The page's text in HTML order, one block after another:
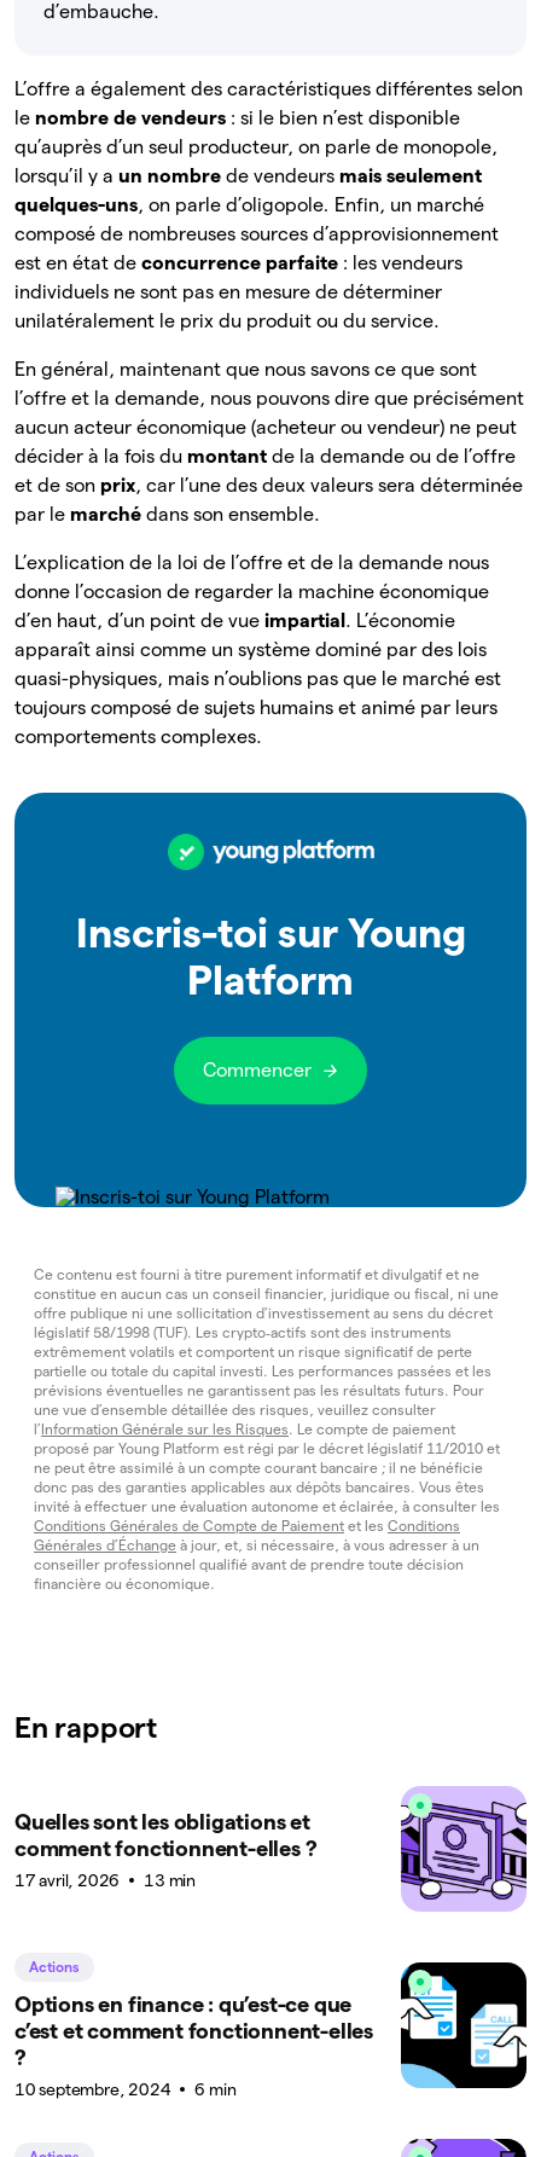
d’embauche.
L’offre a également des caractéristiques différentes selon
le nombre de vendeurs : si le bien n’est disponible
qu’auprès d’un seul producteur, on parle de monopole,
lorsqu’il y a un nombre de vendeurs mais seulement
quelques-uns, on parle d’oligopole. Enfin, un marché
composé de nombreuses sources d’approvisionnement
est en état de concurrence parfaite : les vendeurs
individuels ne sont pas en mesure de déterminer
unilatéralement le prix du produit ou du service.
En général, maintenant que nous savons ce que sont
l’offre et la demande, nous pouvons dire que précisément
aucun acteur économique (acheteur ou vendeur) ne peut
décider à la fois du montant de la demande ou de l’offre
et de son prix, car l’une des deux valeurs sera déterminée
par le marché dans son ensemble.
L’explication de la loi de l’offre et de la demande nous
donne l’occasion de regarder la machine économique
d’en haut, d’un point de vue impartial . L’économie
apparaît ainsi comme un système dominé par des lois
quasi-physiques, mais n’oublions pas que le marché est
toujours composé de sujets humains et animé par leurs
comportements complexes.
Inscris-toi sur Young
Platform
Commencer
Ce contenu est fourni à titre purement informatif et divulgatif et ne
constitue en aucun cas un conseil financier, juridique ou fiscal, ni une
offre publique ni une sollicitation d’investissement au sens du décret
législatif 58/1998 (TUF). Les crypto‑actifs sont des instruments
extrêmement volatils et comportent un risque significatif de perte
partielle ou totale du capital investi. Les performances passées et les
prévisions éventuelles ne garantissent pas les résultats futurs. Pour
une vue d’ensemble détaillée des risques, veuillez consulter
l’Information Générale sur les Risques. Le compte de paiement
proposé par Young Platform est régi par le décret législatif 11/2010 et
ne peut être assimilé à un compte courant bancaire ; il ne bénéficie
donc pas des garanties applicables aux dépôts bancaires. Vous êtes
invité à effectuer une évaluation autonome et éclairée, à consulter les
Conditions Générales de Compte de Paiement et les Conditions
Générales d’Échange à jour, et, si nécessaire, à vous adresser à un
conseiller professionnel qualifié avant de prendre toute décision
financière ou économique.
En rapport
Quelles sont les obligations et
comment fonctionnent-elles ?
17 avril, 2026 13 min
Actions
Options en finance : qu’est-ce que
c’est et comment fonctionnent-elles
?
10 septembre, 2024 6 min